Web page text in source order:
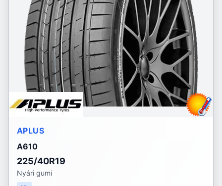
APLUS
A610
225/40R19
Nyári gumi